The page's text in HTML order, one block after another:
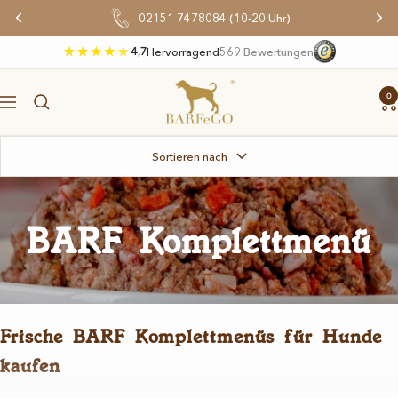
02151 7478084 (10-20 Uhr)
4,7Hervorragend569 Bewertungen
Navigation
BARFeGO® 0
Sortieren nach
BARF Komplettmenü
Frische BARF Komplettmenüs für Hunde
kaufen